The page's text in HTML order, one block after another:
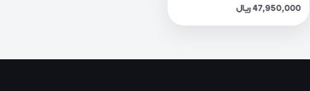
47,950,000 ریال